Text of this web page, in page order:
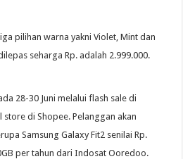
pilihan warna yakni Violet, Mint dan
seharga Rp. adalah 2.999.000.
28-30 Juni melalui flash sale di
di Shopee. Pelanggan akan
Samsung Galaxy Fit2 senilai Rp.
per tahun dari Indosat Ooredoo.